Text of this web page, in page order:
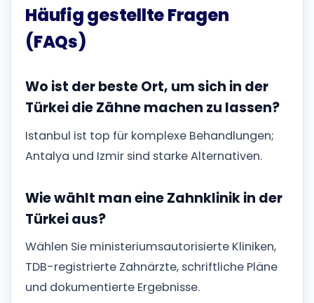
Häufig gestellte Fragen
(FAQs)
Wo ist der beste Ort, um sich in der
Türkei die Zähne machen zu lassen?
Istanbul ist top für komplexe Behandlungen;
Antalya und Izmir sind starke Alternativen.
Wie wählt man eine Zahnklinik in der
Türkei aus?
Wählen Sie ministeriumsautorisierte Kliniken,
TDB-registrierte Zahnärzte, schriftliche Pläne
und dokumentierte Ergebnisse.